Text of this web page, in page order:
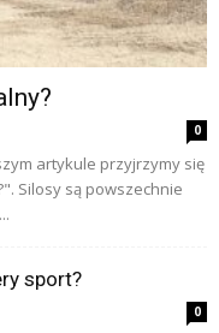
0
artykule przyjrzymy się
Silosy są powszechnie
sport?
0